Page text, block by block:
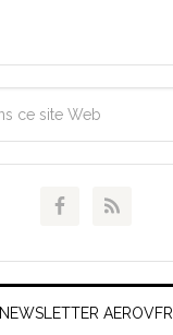
NEWSLETTER AEROVFR